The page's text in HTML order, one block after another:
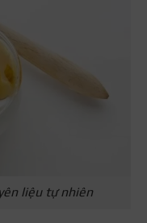
liệu tự nhiên